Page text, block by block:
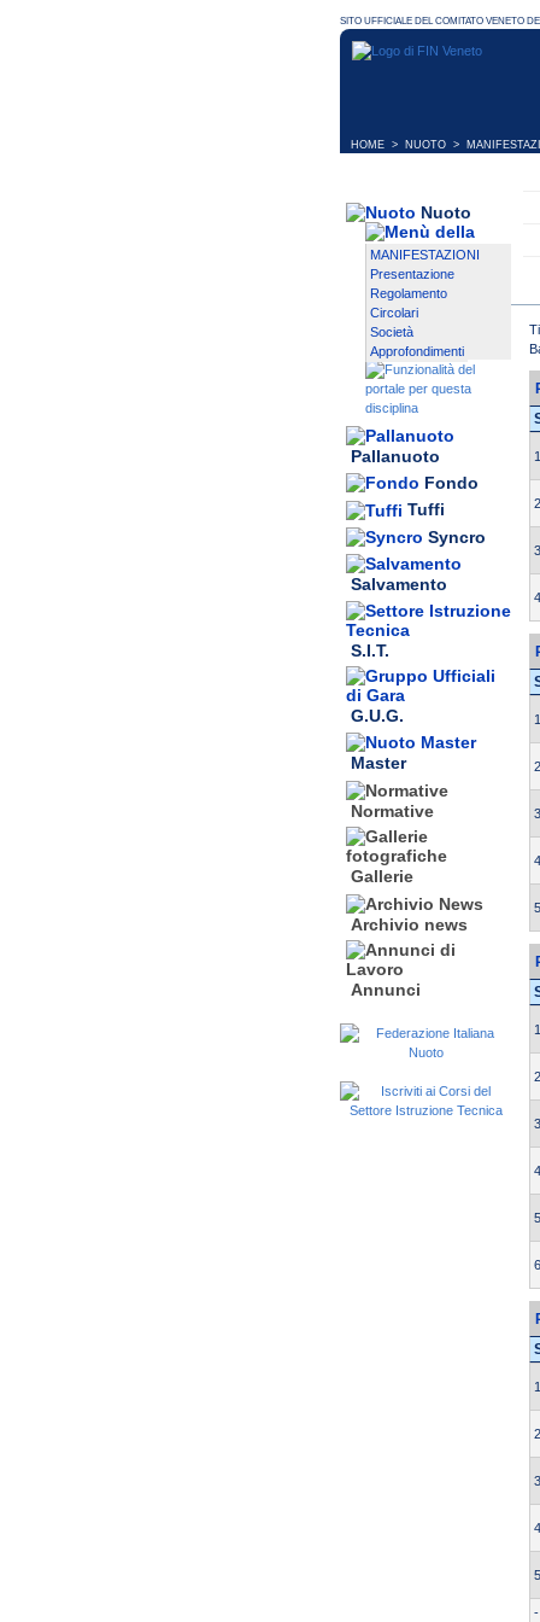
HOME > NUOTO >
Nuoto
MANIFESTAZIONI
Presentazione
Regolamento
Circolari
Società
Approfondimenti
Pallanuoto
Fondo
Tuffi
Syncro
Salvamento
S.I.T.
G.U.G.
Master
Normative
Gallerie
Archivio news
Annunci
-